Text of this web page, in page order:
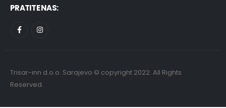
PRATITE NAS:
Trisar-inn d.o.o. Sarajevo © copyright 2022. All Rights
Reserved.